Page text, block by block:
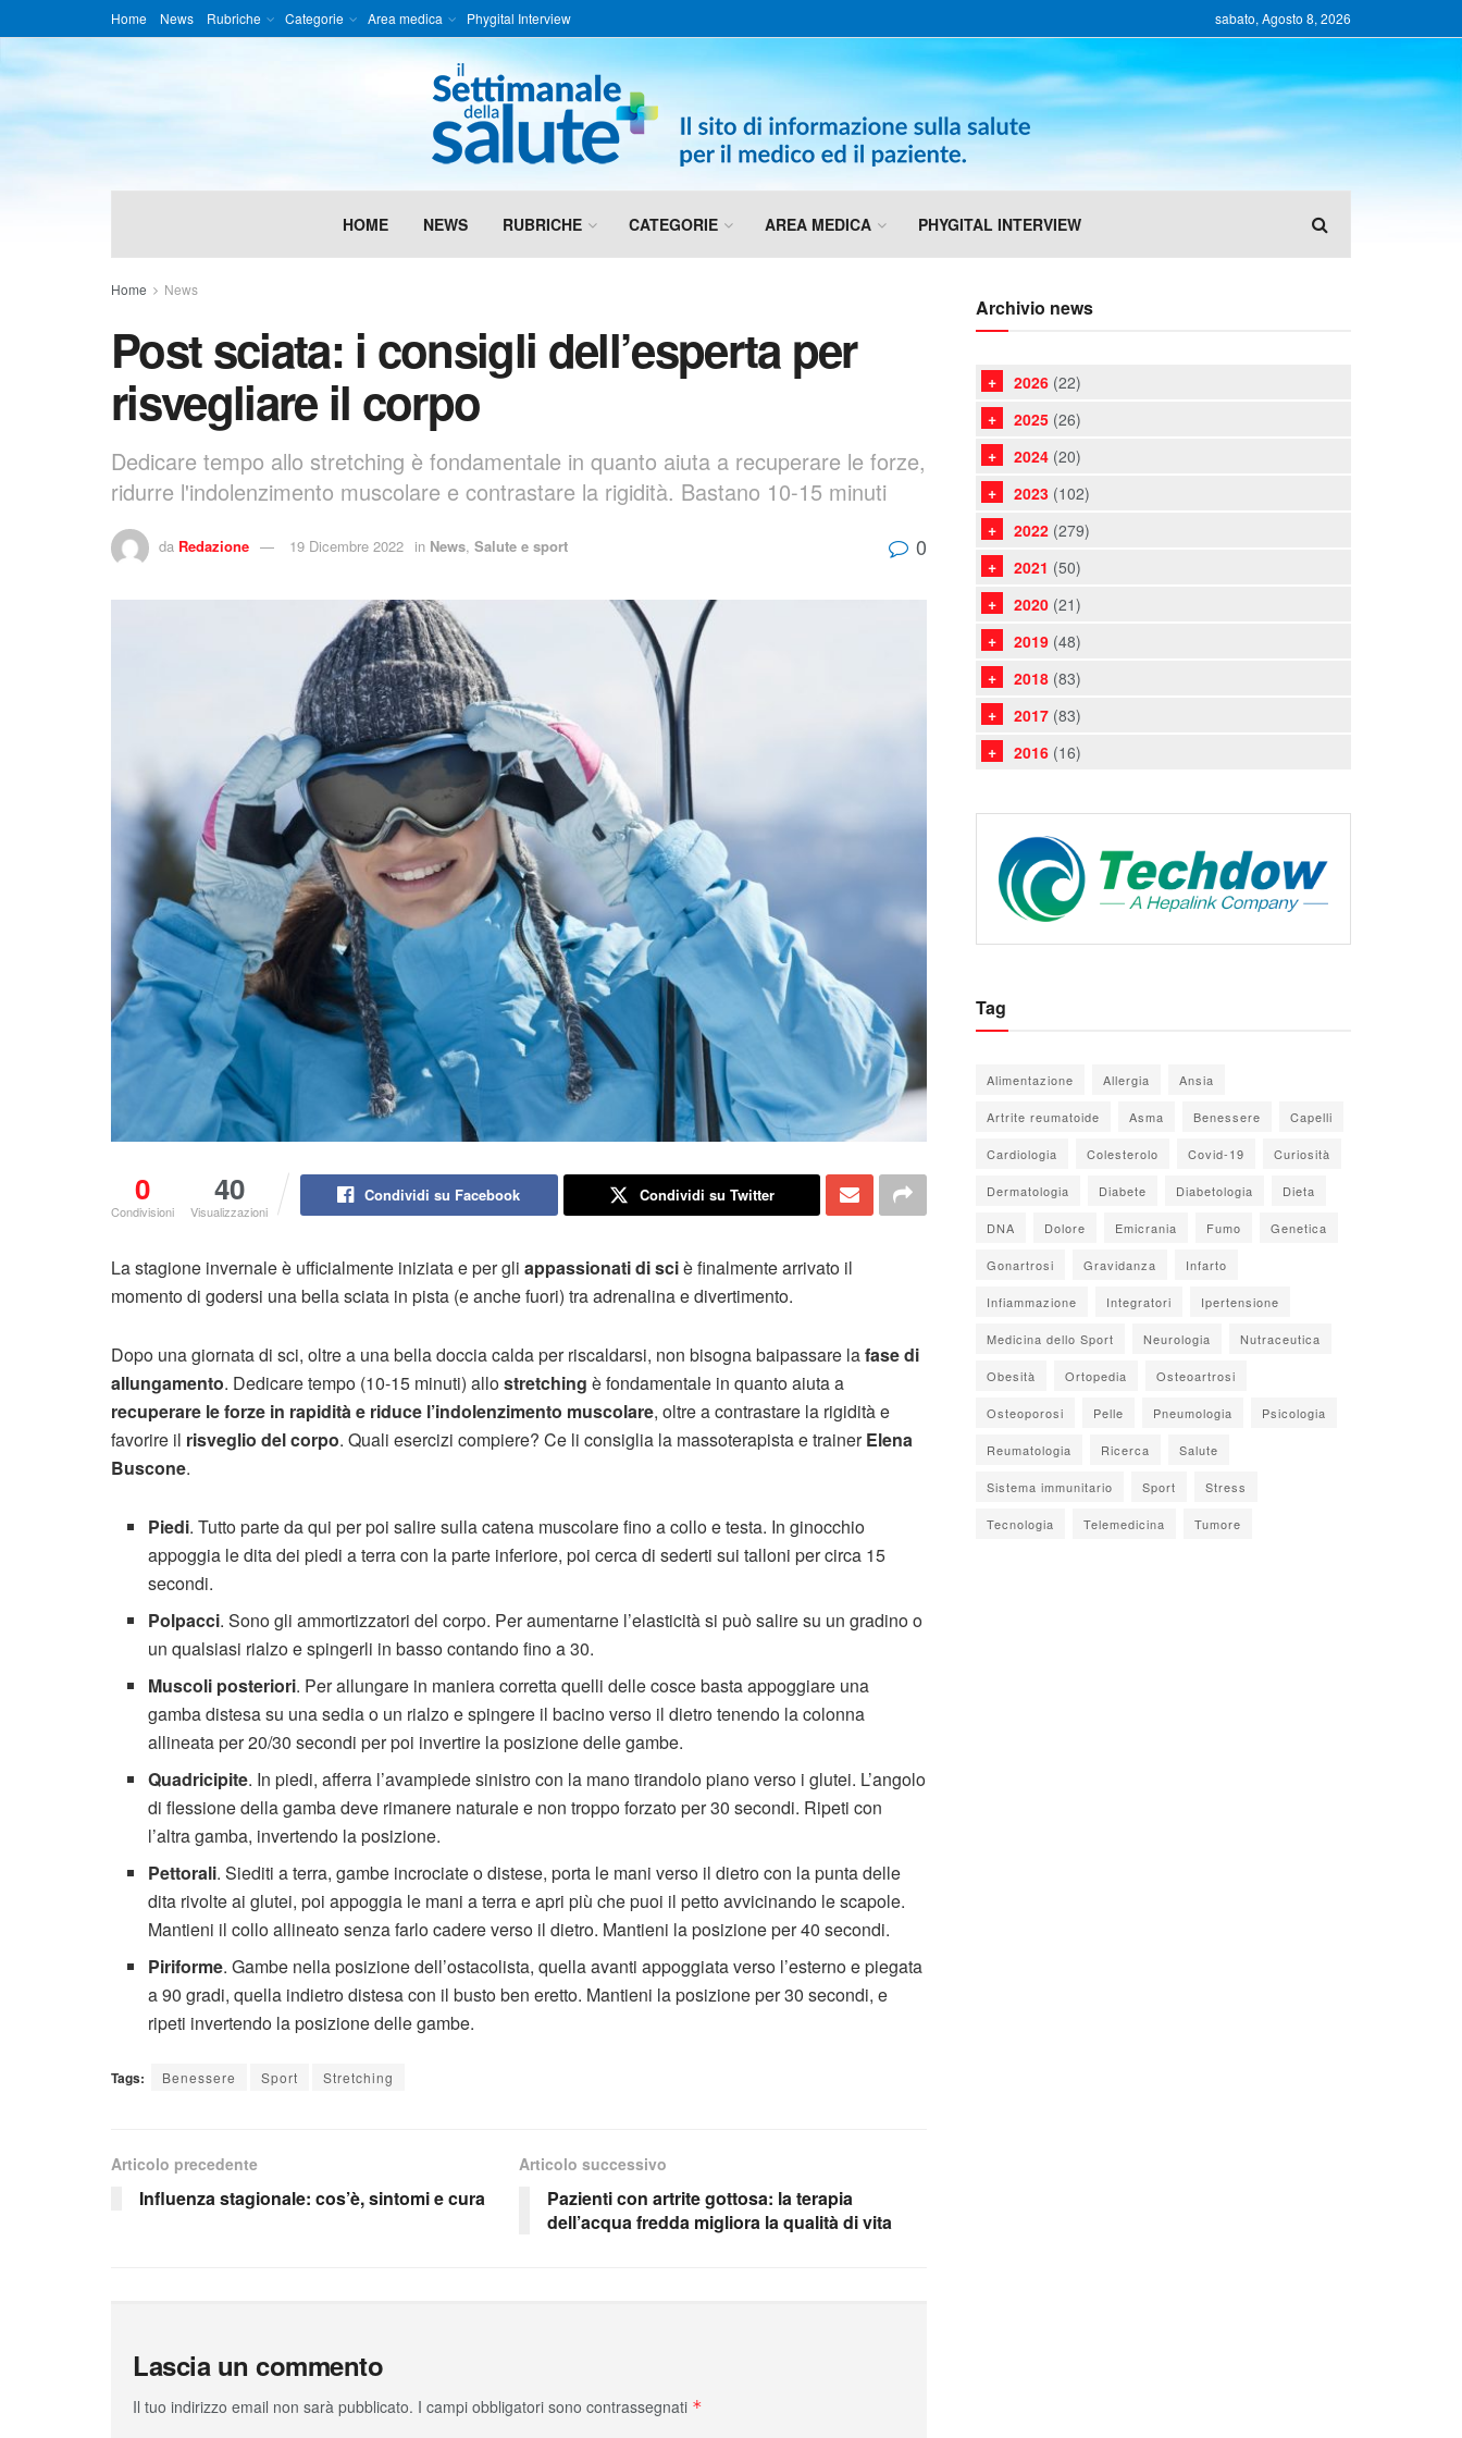
Home News Rubriche Categorie Area medica Phygital Interview sabato, Agosto 8, 2026
HOME NEWS RUBRICHE CATEGORIE AREA MEDICA PHYGITAL INTERVIEW
Home News
Post sciata: i consigli dell’esperta per
risvegliare il corpo
Dedicare tempo allo stretching è fondamentale in quanto aiuta a recuperare le forze,
ridurre l'indolenzimento muscolare e contrastare la rigidità. Bastano 10-15 minuti
da Redazione 19 Dicembre 2022 in News, Salute e sport 0
0
Condivisioni
40
Visualizzazioni
Condividi su Facebook Condividi su Twitter
La stagione invernale è ufficialmente iniziata e per gli appassionati di sciè finalmente arrivato il
momento di godersi una bella sciata in pista (e anche fuori) tra adrenalina e divertimento.
Dopo una giornata di sci, oltre a una bella doccia calda per riscaldarsi, non bisogna baipassare lafase di
allungamento. Dedicare tempo (10-15 minuti) allostretching è fondamentale in quanto aiuta a
recuperare le forze in rapidità e riduce l’indolenzimento muscolare, oltre a contrastare la rigidità e
favorire il risveglio del corpo. Quali esercizi compiere? Ce li consiglia la massoterapista e trainerElena
Buscone.
Piedi. Tutto parte da qui per poi salire sulla catena muscolare fino a collo e testa. In ginocchio
appoggia le dita dei piedi a terra con la parte inferiore, poi cerca di sederti sui talloni per circa 15
secondi.
Polpacci. Sono gli ammortizzatori del corpo. Per aumentarne l’elasticità si può salire su un gradino o
un qualsiasi rialzo e spingerli in basso contando fino a 30.
Muscoli posteriori. Per allungare in maniera corretta quelli delle cosce basta appoggiare una
gamba distesa su una sedia o un rialzo e spingere il bacino verso il dietro tenendo la colonna
allineata per 20/30 secondi per poi invertire la posizione delle gambe.
Quadricipite. In piedi, afferra l’avampiede sinistro con la mano tirandolo piano verso i glutei. L’angolo
di flessione della gamba deve rimanere naturale e non troppo forzato per 30 secondi. Ripeti con
l’altra gamba, invertendo la posizione.
Pettorali. Siediti a terra, gambe incrociate o distese, porta le mani verso il dietro con la punta delle
dita rivolte ai glutei, poi appoggia le mani a terra e apri più che puoi il petto avvicinando le scapole.
Mantieni il collo allineato senza farlo cadere verso il dietro. Mantieni la posizione per 40 secondi.
Piriforme. Gambe nella posizione dell’ostacolista, quella avanti appoggiata verso l’esterno e piegata
a 90 gradi, quella indietro distesa con il busto ben eretto. Mantieni la posizione per 30 secondi, e
ripeti invertendo la posizione delle gambe.
Tags: Benessere Sport Stretching
Articolo precedente
Influenza stagionale: cos’è, sintomi e cura
Articolo successivo
Pazienti con artrite gottosa: la terapia
dell’acqua fredda migliora la qualità di vita
Lascia un commento
Il tuo indirizzo email non sarà pubblicato. I campi obbligatori sono contrassegnati *
Archivio news
2026 (22)
2025 (26)
2024 (20)
2023 (102)
2022 (279)
2021 (50)
2020 (21)
2019 (48)
2018 (83)
2017 (83)
2016 (16)
Tag
Alimentazione Allergia Ansia
Artrite reumatoide Asma Benessere Capelli
Cardiologia Colesterolo Covid-19 Curiosità
Dermatologia Diabete Diabetologia Dieta
DNA Dolore Emicrania Fumo Genetica
Gonartrosi Gravidanza Infarto
Infiammazione Integratori Ipertensione
Medicina dello Sport Neurologia Nutraceutica
Obesità Ortopedia Osteoartrosi
Osteoporosi Pelle Pneumologia Psicologia
Reumatologia Ricerca Salute
Sistema immunitario Sport Stress
Tecnologia Telemedicina Tumore